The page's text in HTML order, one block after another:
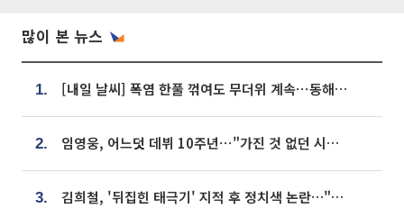
많이 본 뉴스
1. [내일 날씨] 폭염 한풀 꺾여도 무더위 계속⋯동해안 이틀 연속 비
2. 임영웅, 어느덧 데뷔 10주년⋯"가진 것 없던 시절, 내 앞엔 20명의 팬뿐"
3. 김희철, '뒤집힌 태극기' 지적 후 정치색 논란…"좌우 떠나 우리나라 국기"